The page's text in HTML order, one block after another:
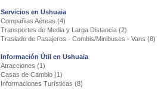
Servicios en Ushuaia
Compañias Aéreas (4)
Transportes de Media y Larga Distancia (2)
Traslado de Pasajeros - Combis/Minibuses - Vans (8)
Información Útil en Ushuaia
Atracciones (1)
Casas de Cambio (1)
Informaciones Turísticas (8)